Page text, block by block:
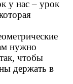
у нас – урок
нужно
чтобы
держать в